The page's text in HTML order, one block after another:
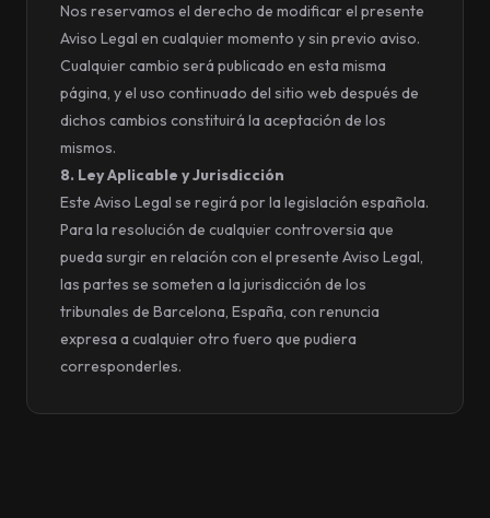
Nos reservamos el derecho de modificar el presente
Aviso Legal en cualquier momento y sin previo aviso.
Cualquier cambio será publicado en esta misma
página, y el uso continuado del sitio web después de
dichos cambios constituirá la aceptación de los
mismos.
8. Ley Aplicable y Jurisdicción
Este Aviso Legal se regirá por la legislación española.
Para la resolución de cualquier controversia que
pueda surgir en relación con el presente Aviso Legal,
las partes se someten a la jurisdicción de los
tribunales de Barcelona, España, con renuncia
expresa a cualquier otro fuero que pudiera
corresponderles.